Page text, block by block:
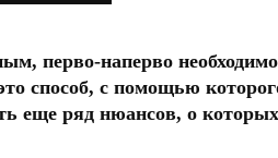
перво-наперво
способ, с помощью
еще ряд нюансов, о